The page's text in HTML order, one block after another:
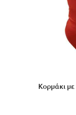
Κορμάκι